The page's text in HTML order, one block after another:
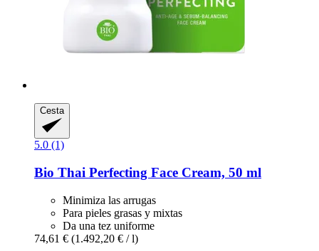
Cesta
5.0 (1)
Bio Thai Perfecting Face Cream, 50 ml
Minimiza las arrugas
Para pieles grasas y mixtas
Da una tez uniforme
74,61 € (1.492,20 € / l)